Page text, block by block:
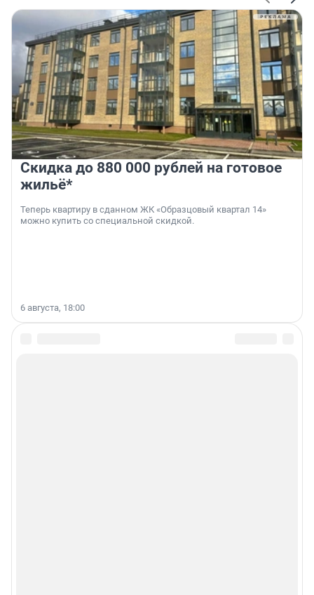
Скидка до 880 000 рублей на готовое
жильё*
Теперь квартиру в сданном ЖК «Образцовый квартал 14»
можно купить со специальной скидкой.
6 августа, 18:00